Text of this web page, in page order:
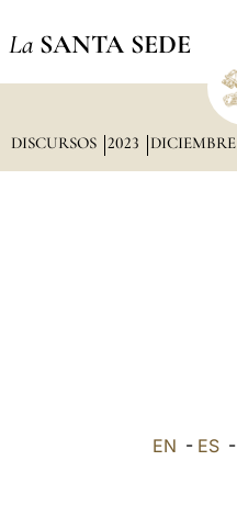
La SANTA SEDE
DISCURSOS 2023 DICIEMBRE
EN - ES-